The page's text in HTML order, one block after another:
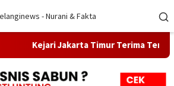
Kejari Jakarta Timur Terima Tersangka